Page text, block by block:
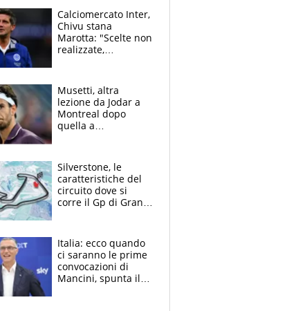
Calciomercato Inter,
Chivu stana
Marotta: "Scelte non
realizzate,
squadra"
Musetti, altra
lezione da Jodar a
Montreal dopo
quella a
tutto"
Silverstone, le
caratteristiche del
circuito dove si
corre il Gp di Gran
Italia: ecco quando
ci saranno le prime
convocazioni di
Mancini, spunta il